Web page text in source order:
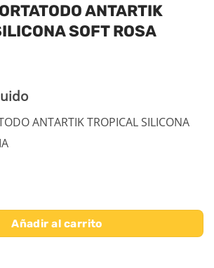
ANTARTIK
SOFT ROSA
ANTARTIK TROPICAL SILICONA
Añadir al carrito